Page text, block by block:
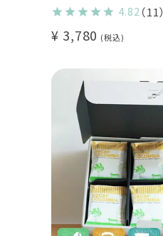
4.82 （11）
¥ 3,780 税込